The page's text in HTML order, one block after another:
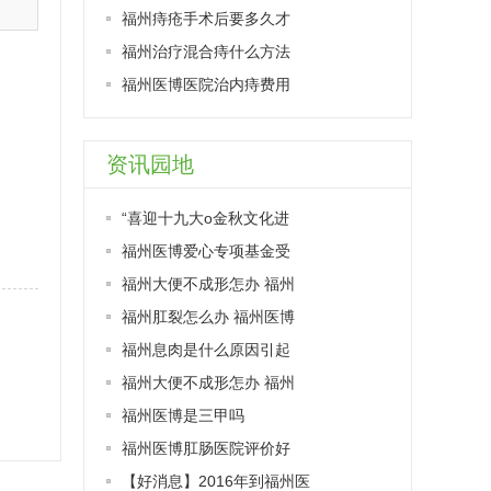
福州痔疮手术后要多久才
福州治疗混合痔什么方法
福州医博医院治内痔费用
资讯园地
“喜迎十九大o金秋文化进
福州医博爱心专项基金受
福州大便不成形怎办 福州
福州肛裂怎么办 福州医博
福州息肉是什么原因引起
福州大便不成形怎办 福州
福州医博是三甲吗
福州医博肛肠医院评价好
【好消息】2016年到福州医